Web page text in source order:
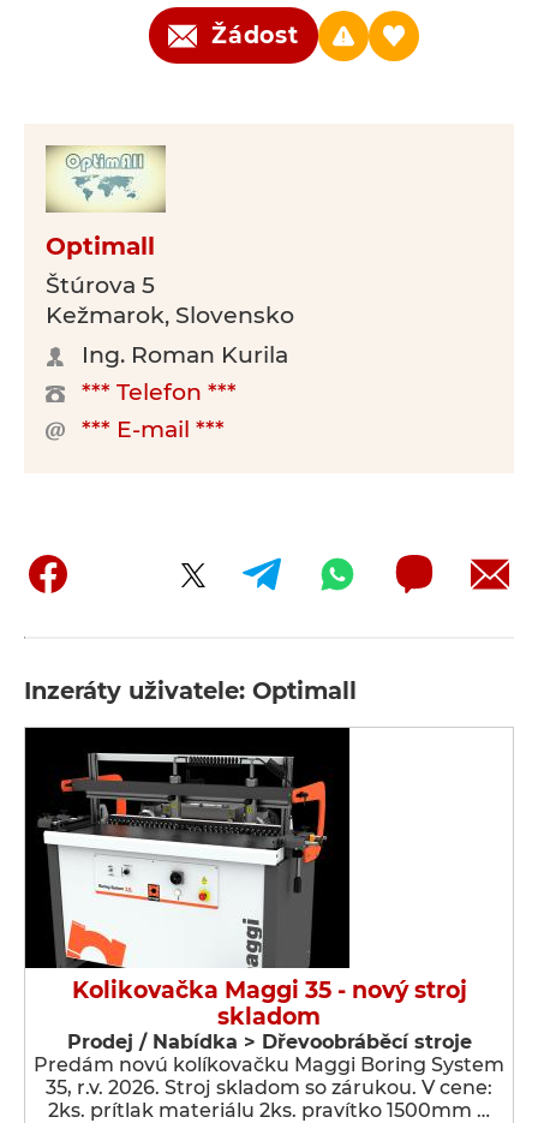
Žádost
Optimall
Štúrova 5
Kežmarok, Slovensko
Ing. Roman Kurila
*** Telefon ***
*** E-mail ***
Inzeráty uživatele: Optimall
Kolikovačka Maggi 35 - nový stroj
skladom
Prodej / Nabídka > Dřevoobráběcí stroje
Predám novú kolíkovačku Maggi Boring System
35, r.v. 2026. Stroj skladom so zárukou. V cene:
2ks. prítlak materiálu 2ks. pravítko 1500mm …